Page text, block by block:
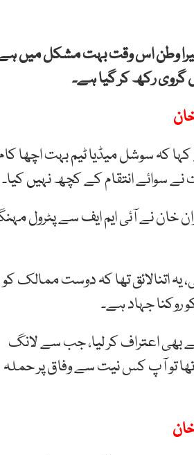
وطن اس وقت بہت مشکل میں
گروی رکھ کر گیا ہے۔
کہ سوشل میڈیا ٹیم بہت اچھا
سوائے انتقام کے کچھ نہیں کیا۔
خان نے آئی ایم ایف سے پٹرول
اتنالائق تھا کہ دوست ممالک کو
جہاد ہے۔
بھی اعتراف کر لیا، جب سے لانگ
تو آپ کس نیت سے وفاق پر حملہ